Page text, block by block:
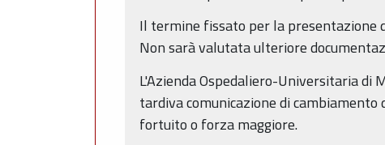
Il termine fissato per la presentazione
Non sarà valutata ulteriore
L'Azienda Ospedaliero-Universitaria di
tardiva comunicazione di
fortuito o forza maggiore.